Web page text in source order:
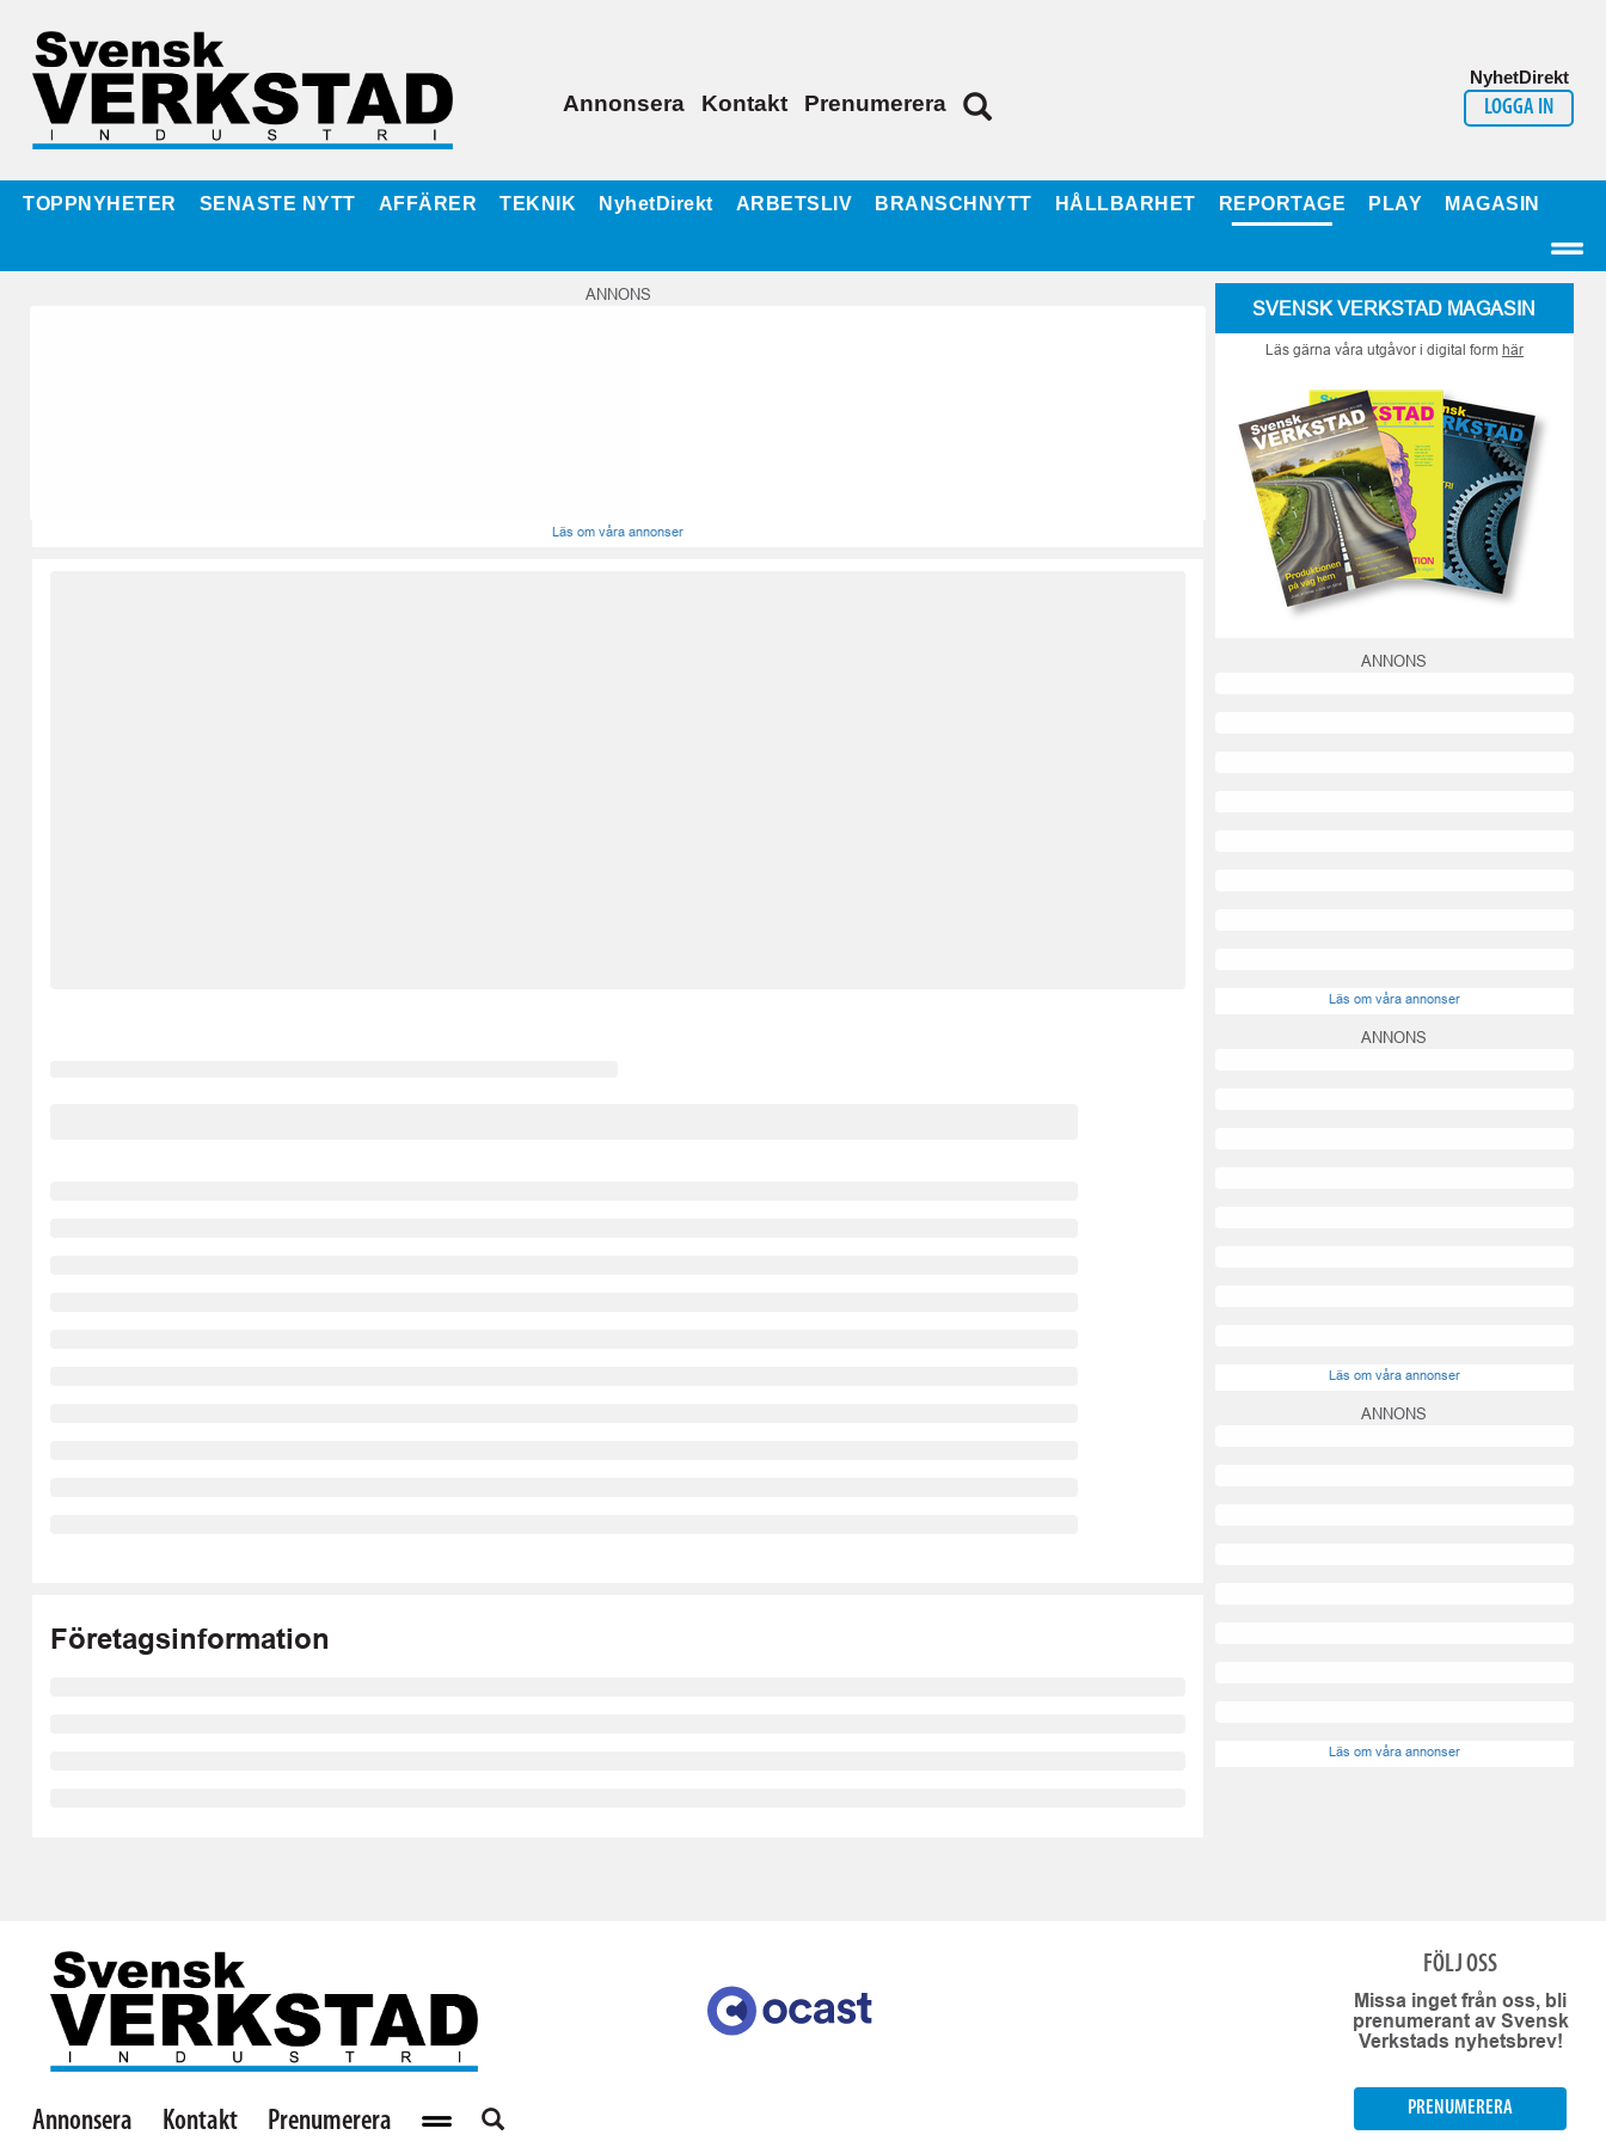
Annonsera Kontakt Prenumerera
NyhetDirekt
LOGGA IN
TOPPNYHETER SENASTE NYTT AFFÄRER TEKNIK NyhetDirekt ARBETSLIV BRANSCHNYTT HÅLLBARHET REPORTAGE PLAY MAGASIN
ANNONS
Läs om våra annonser
Företagsinformation
SVENSK VERKSTAD MAGASIN
Läs gärna våra utgåvor i digital form här
ANNONS
Läs om våra annonser
ANNONS
Läs om våra annonser
ANNONS
Läs om våra annonser
Annonsera Kontakt Prenumerera
FÖLJ OSS
Missa inget från oss, bli
prenumerant av Svensk
Verkstads nyhetsbrev!
PRENUMERERA